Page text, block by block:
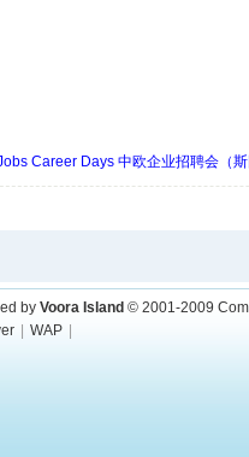
Career Days 中欧企业招聘会
by Voora Island © 2001-2009
WAP